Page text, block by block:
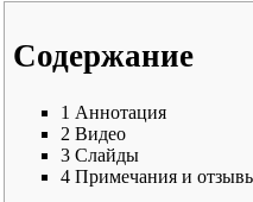
Содержание
1 Аннотация
2 Видео
3 Слайды
4 Примечания и